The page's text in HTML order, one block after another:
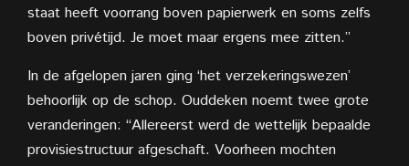
staat heeft voorrang boven papierwerk en soms zelfs
boven privétijd. Je moet maar ergens mee zitten.”
In de afgelopen jaren ging ‘het verzekeringswezen’
behoorlijk op de schop. Ouddeken noemt twee grote
veranderingen: “Allereerst werd de wettelijk bepaalde
provisiestructuur afgeschaft. Voorheen mochten